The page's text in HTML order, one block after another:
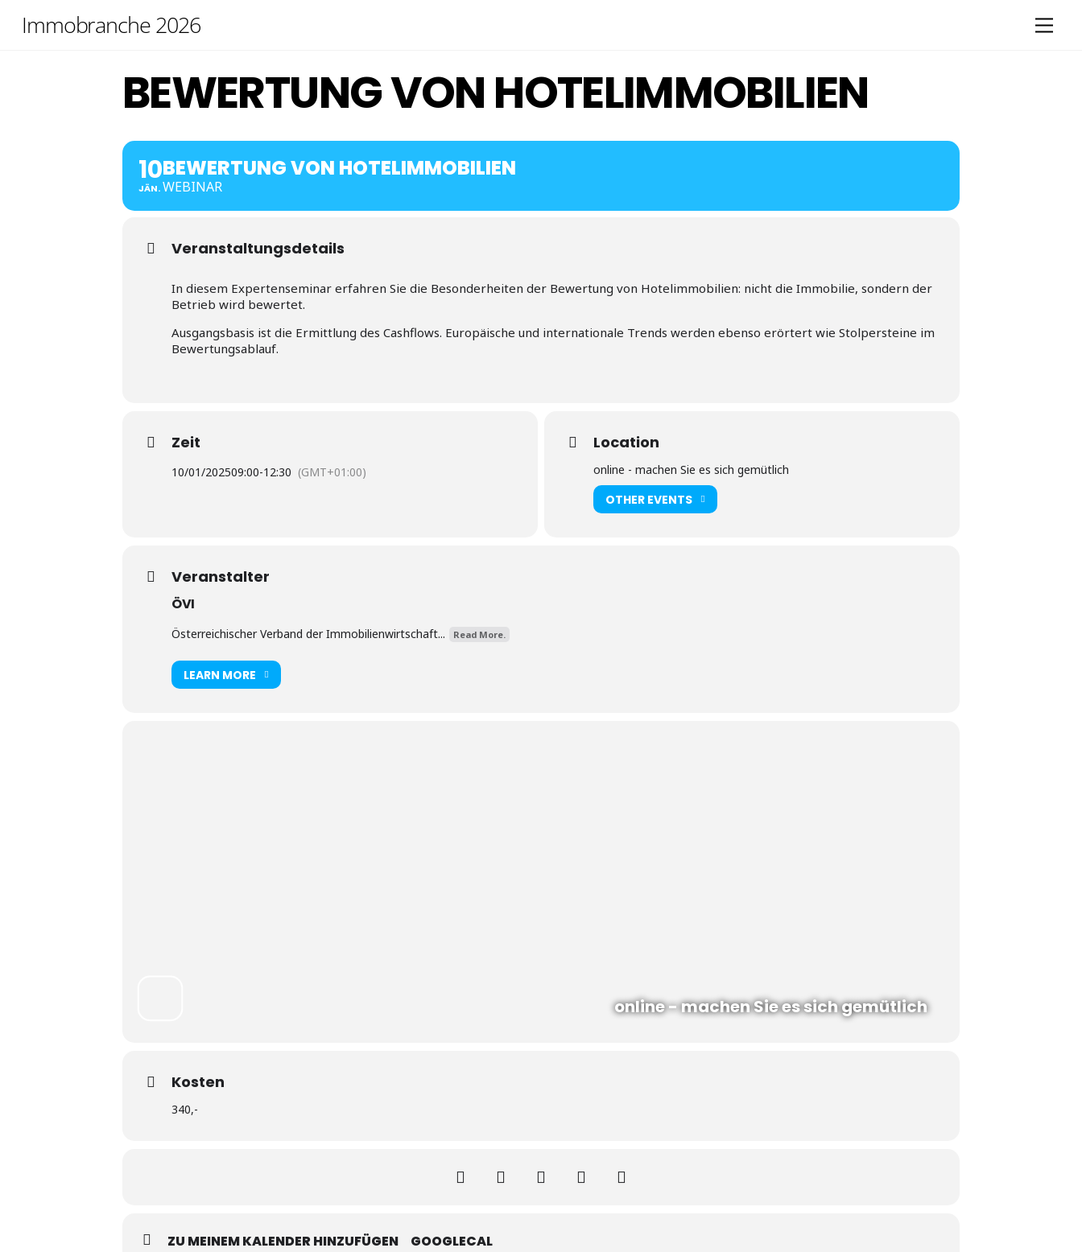
Immobranche 2026
BEWERTUNG VON HOTELIMMOBILIEN
10
JÄN.
BEWERTUNG VON HOTELIMMOBILIEN
WEBINAR
Veranstaltungsdetails
In diesem Expertenseminar erfahren Sie die Besonderheiten der Bewertung von Hotelimmobilien: nicht die Immobilie, sondern der
Betrieb wird bewertet.
Ausgangsbasis ist die Ermittlung des Cashflows. Europäische und internationale Trends werden ebenso erörtert wie Stolpersteine im
Bewertungsablauf.
Zeit
10/01/202509:00-12:30 (GMT+01:00)
Location
online - machen Sie es sich gemütlich
OTHER EVENTS
Veranstalter
ÖVI
Österreichischer Verband der Immobilienwirtschaft... Read More.
LEARN MORE
online - machen Sie es sich gemütlich
Kosten
340,-
ZU MEINEM KALENDER HINZUFÜGEN GOOGLECAL